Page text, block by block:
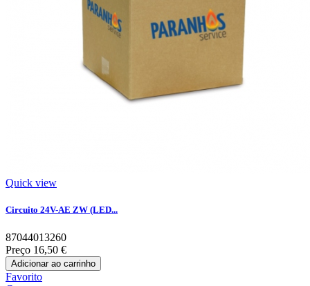
Quick view
Circuito 24V-AE ZW (LED...
87044013260
Preço 16,50 €
Adicionar ao carrinho
Favorito